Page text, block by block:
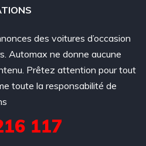
des voitures d’occasion
Automax ne donne aucune
Prêtez attention pour tout
toute la responsabilité de
117